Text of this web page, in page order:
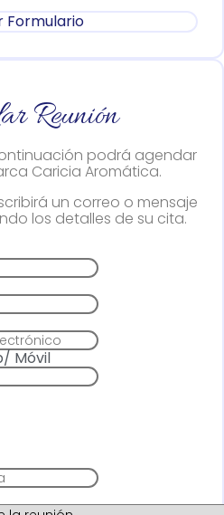
Formulario
Reunión
podrá agendar
Caricia Aromática.
un correo o mensaje
los detalles de su cita.
Móvil